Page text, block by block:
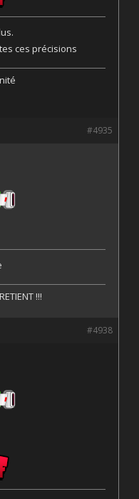
ces précisions
#4935
!!!
#4938